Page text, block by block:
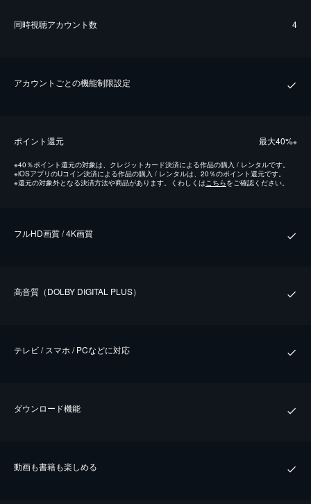
同時視聴アカウント数 4
アカウントごとの機能制限設定
ポイント還元 最⼤40%※
※40％ポイント還元の対象は、クレジットカード決済による作品の購入 / レンタルです。
※iOSアプリのUコイン決済による作品の購入 / レンタルは、20％のポイント還元です。
※還元の対象外となる決済方法や商品があります。くわしくはこちらをご確認ください。
フルHD画質 / 4K画質
⾼⾳質（DOLBY DIGITAL PLUS）
テレビ / スマホ / PCなどに対応
ダウンロード機能
動画も書籍も楽しめる